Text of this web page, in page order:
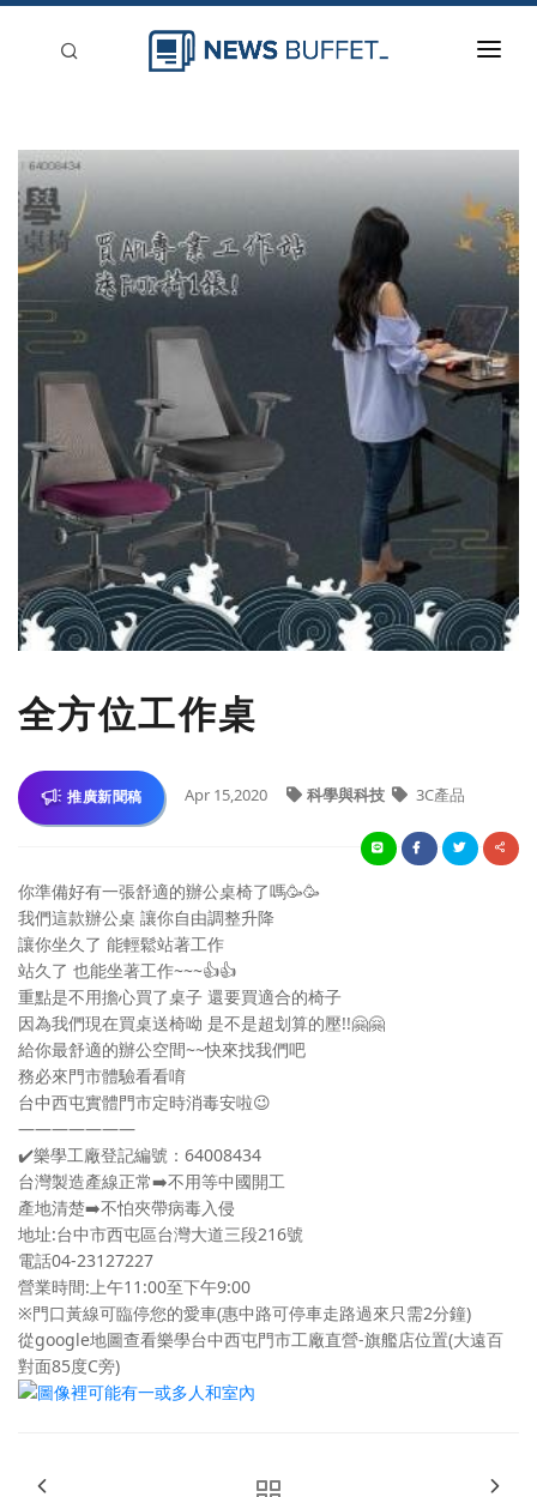
新聞稿分類
登入
刊登
全方位工作桌
推廣新聞稿 Apr 15,2020 科學與科技 3C產品
你準備好有一張舒適的辦公桌椅了嗎🥳🥳
我們這款辦公桌 讓你自由調整升降
讓你坐久了 能輕鬆站著工作
站久了 也能坐著工作~~~👍👍
重點是不用擔心買了桌子 還要買適合的椅子
因為我們現在買桌送椅呦 是不是超划算的壓!!🤗🤗
給你最舒適的辦公空間~~快來找我們吧
務必來門市體驗看看唷
台中西屯實體門市定時消毒安啦😉
———————
✔️樂學工廠登記編號：64008434
台灣製造產線正常➡️不用等中國開工
產地清楚➡️不怕夾帶病毒入侵
地址:台中市西屯區台灣大道三段216號
電話04-23127227
營業時間:上午11:00至下午9:00
※門口黃線可臨停您的愛車(惠中路可停車走路過來只需2分鐘)
從google地圖查看樂學台中西屯門市工廠直營-旗艦店位置(大遠百
對面85度C旁)